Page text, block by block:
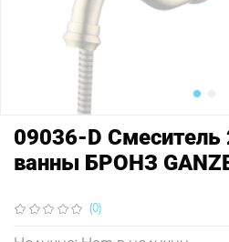
(0)
09036-D Смеситель
ванны БРОНЗ